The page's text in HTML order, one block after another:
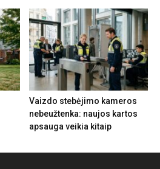
Vaizdo stebėjimo kameros
nebeužtenka: naujos kartos
apsauga veikia kitaip